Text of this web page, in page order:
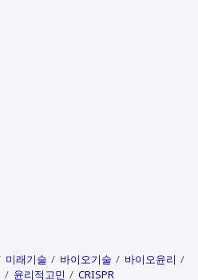
미래기술 바이오기술
바이오윤리
윤리적고민 CRISPR